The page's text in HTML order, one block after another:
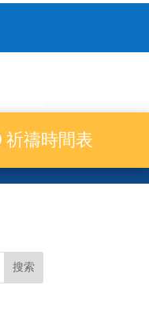
祈禱時間表